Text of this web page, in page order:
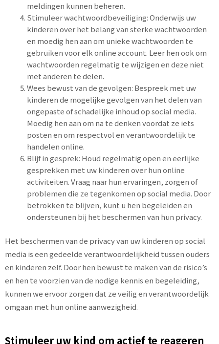
meldingen kunnen beheren.
Stimuleer wachtwoordbeveiliging: Onderwijs uw
kinderen over het belang van sterke wachtwoorden
en moedig hen aan om unieke wachtwoorden te
gebruiken voor elk online account. Leer hen ook om
wachtwoorden regelmatig te wijzigen en deze niet
met anderen te delen.
Wees bewust van de gevolgen: Bespreek met uw
kinderen de mogelijke gevolgen van het delen van
ongepaste of schadelijke inhoud op social media.
Moedig hen aan om na te denken voordat ze iets
posten en om respectvol en verantwoordelijk te
handelen online.
Blijf in gesprek: Houd regelmatig open en eerlijke
gesprekken met uw kinderen over hun online
activiteiten. Vraag naar hun ervaringen, zorgen of
problemen die ze tegenkomen op social media. Door
betrokken te blijven, kunt u hen begeleiden en
ondersteunen bij het beschermen van hun privacy.
Het beschermen van de privacy van uw kinderen op social
media is een gedeelde verantwoordelijkheid tussen ouders
en kinderen zelf. Door hen bewust te maken van de risico’s
en hen te voorzien van de nodige kennis en begeleiding,
kunnen we ervoor zorgen dat ze veilig en verantwoordelijk
omgaan met hun online aanwezigheid.
Stimuleer uw kind om actief te reageren